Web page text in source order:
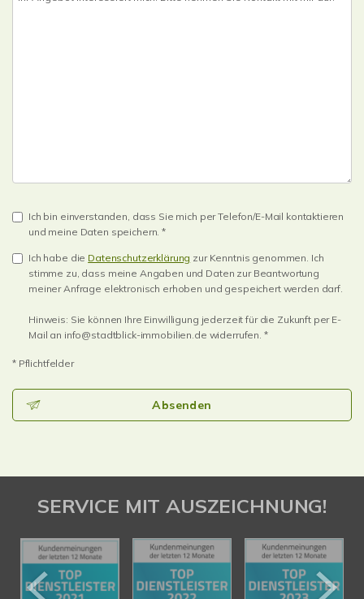
Ich bin einverstanden, dass Sie mich per Telefon/E-Mail kontaktieren
und meine Daten speichern. *
Ich habe die Datenschutzerklärung zur Kenntnis genommen. Ich
stimme zu, dass meine Angaben und Daten zur Beantwortung
meiner Anfrage elektronisch erhoben und gespeichert werden darf.
Hinweis: Sie können Ihre Einwilligung jederzeit für die Zukunft per E-
Mail an info@stadtblick-immobilien.de widerrufen. *
* Pflichtfelder
Absenden
SERVICE MIT AUSZEICHNUNG!